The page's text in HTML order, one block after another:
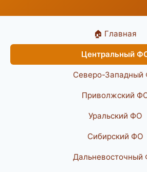
🏠 Главная
Центральный
Северо-Западный
Приволжский
Уральский ФО
Сибирский ФО
Дальневосточный